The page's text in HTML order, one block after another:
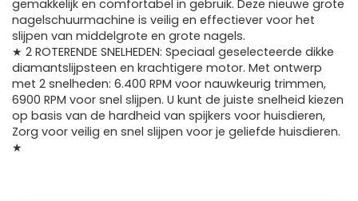
gemakkelijk en comfortabel in gebruik. Deze nieuwe grote
nagelschuurmachine is veilig en effectiever voor het
slijpen van middelgrote en grote nagels.
★ 2 ROTERENDE SNELHEDEN: Speciaal geselecteerde dikke
diamantslijpsteen en krachtigere motor. Met ontwerp
met 2 snelheden: 6.400 RPM voor nauwkeurig trimmen,
6900 RPM voor snel slijpen. U kunt de juiste snelheid kiezen
op basis van de hardheid van spijkers voor huisdieren,
Zorg voor veilig en snel slijpen voor je geliefde huisdieren.
★